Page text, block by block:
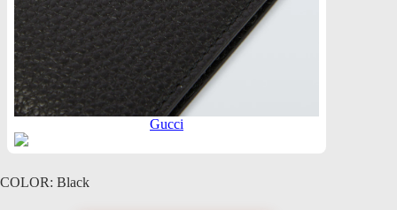
Gucci
COLOR: Black